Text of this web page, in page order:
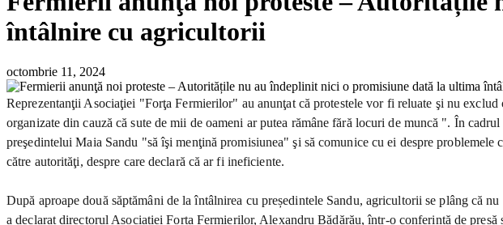
întâlnire cu agricultorii
octombrie 11, 2024
Reprezentanţii Asociaţiei "Forţa Fermierilor" au anunţat că protestele vor fi reluate şi nu
organizate din cauză că sute de mii de oameni ar putea rămâne fără locuri de muncă ". În
preşedintelui Maia Sandu "să îşi menţină promisiunea" şi să comunice cu ei despre
către autorităţi, despre care declară că ar fi ineficiente.
După aproape două săptămâni de la întâlnirea cu președintele Sandu, agricultorii se plâng că
a declarat directorul Asociației Forța Fermierilor, Alexandru Bădărău, într-o conferință de presă